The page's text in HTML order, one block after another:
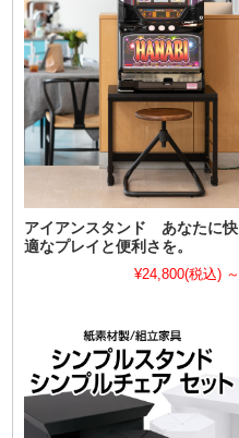
アイアンスタンド あなたに快
適なプレイと便利さを。
¥24,800(税込) ～